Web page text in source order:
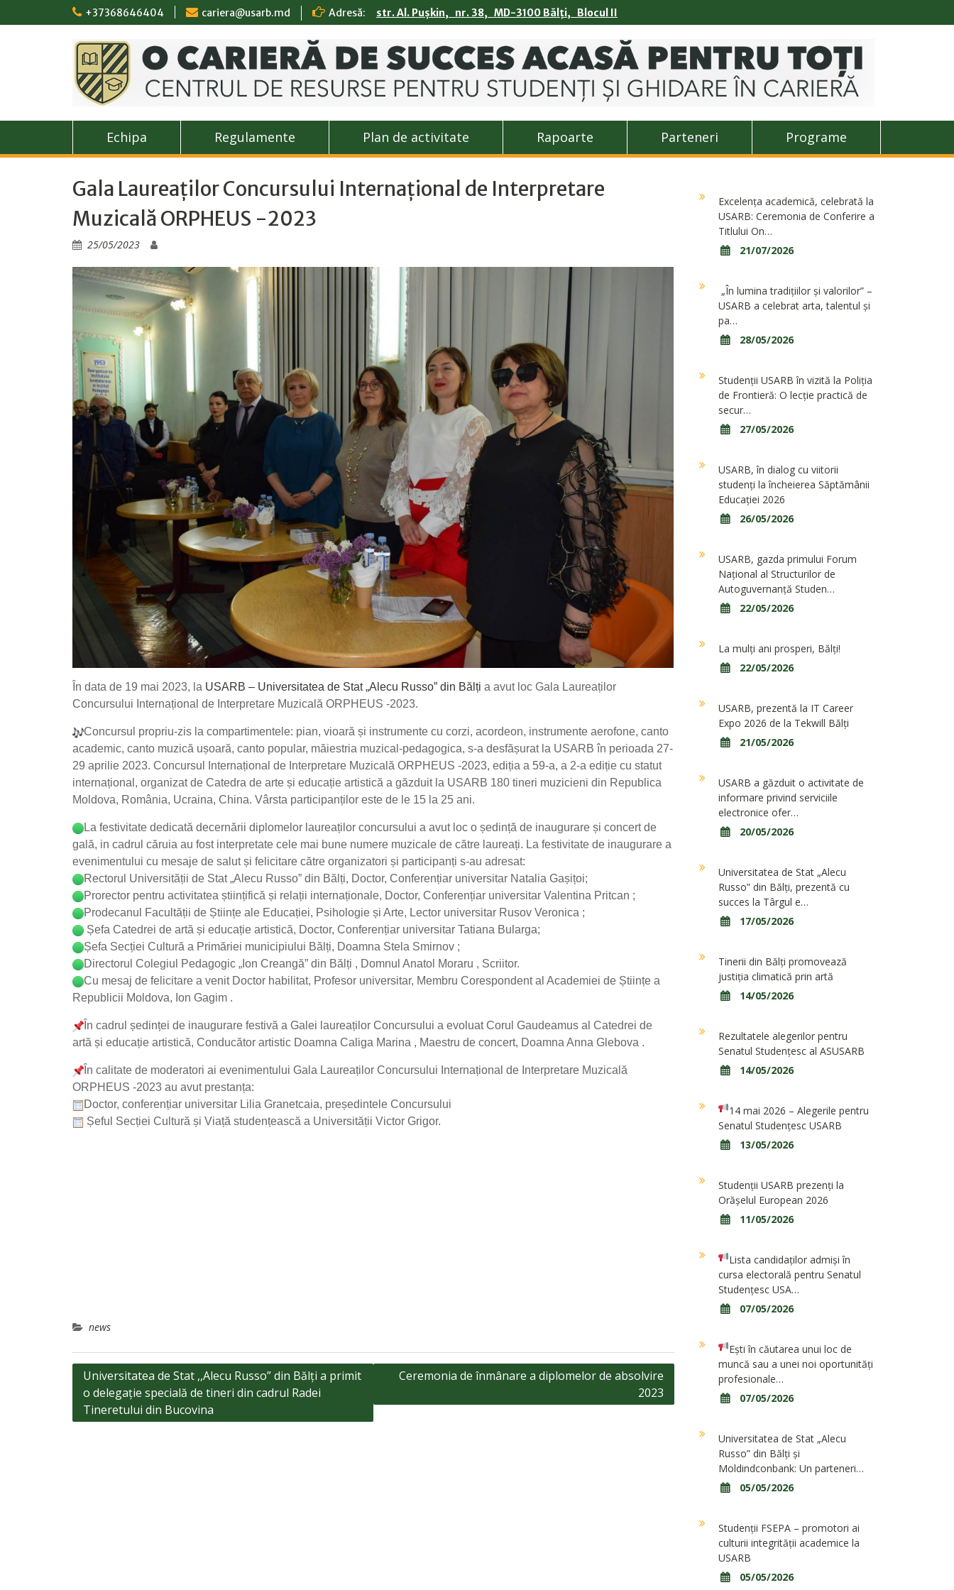
to
+37368646404 cariera@usarb.md Adresă: str. Al. Pușkin, nr. 38, MD-3100 Bălți, Blocul II
Echipa Regulamente Plan de activitate Rapoarte Parteneri Programe
Gala Laureaților Concursului Internațional de Interpretare
Muzicală ORPHEUS -2023
25/05/2023
În data de 19 mai 2023, la USARB – Universitatea de Stat „Alecu Russo” din Bălți a avut loc Gala Laureaților
Concursului Internațional de Interpretare Muzicală ORPHEUS -2023.
Concursul propriu-zis la compartimentele: pian, vioară și instrumente cu corzi, acordeon, instrumente aerofone, canto
academic, canto muzică ușoară, canto popular, măiestria muzical-pedagogica, s-a desfășurat la USARB în perioada 27-
29 aprilie 2023. Concursul Internațional de Interpretare Muzicală ORPHEUS -2023, ediția a 59-a, a 2-a ediție cu statut
internațional, organizat de Catedra de arte și educație artistică a găzduit la USARB 180 tineri muzicieni din Republica
Moldova, România, Ucraina, China. Vârsta participanților este de le 15 la 25 ani.
La festivitate dedicată decernării diplomelor laureaților concursului a avut loc o ședință de inaugurare și concert de
gală, in cadrul căruia au fost interpretate cele mai bune numere muzicale de către laureați. La festivitate de inaugurare a
evenimentului cu mesaje de salut și felicitare către organizatori și participanți s-au adresat:
Rectorul Universității de Stat „Alecu Russo” din Bălți, Doctor, Conferențiar universitar Natalia Gașițoi;
Prorector pentru activitatea științifică și relații internaționale, Doctor, Conferențiar universitar Valentina Pritcan ;
Prodecanul Facultății de Științe ale Educației, Psihologie și Arte, Lector universitar Rusov Veronica ;
Șefa Catedrei de artă și educație artistică, Doctor, Conferențiar universitar Tatiana Bularga;
Șefa Secției Cultură a Primăriei municipiului Bălți, Doamna Stela Smirnov ;
Directorul Colegiul Pedagogic „Ion Creangă” din Bălți , Domnul Anatol Moraru , Scriitor.
Cu mesaj de felicitare a venit Doctor habilitat, Profesor universitar, Membru Corespondent al Academiei de Științe a
Republicii Moldova, Ion Gagim .
În cadrul ședinței de inaugurare festivă a Galei laureaților Concursului a evoluat Corul Gaudeamus al Catedrei de
artă și educație artistică, Conducător artistic Doamna Caliga Marina , Maestru de concert, Doamna Anna Glebova .
În calitate de moderatori ai evenimentului Gala Laureaților Concursului Internațional de Interpretare Muzicală
ORPHEUS -2023 au avut prestanța:
Doctor, conferențiar universitar Lilia Granetcaia, președintele Concursului
Șeful Secției Cultură și Viață studențească a Universității Victor Grigor.
news
Navigare
în
articole
Universitatea de Stat ,,Alecu Russo” din Bălți a primit
o delegație specială de tineri din cadrul Radei
Tineretului din Bucovina
Ceremonia de înmânare a diplomelor de absolvire
2023
Excelența academică, celebrată la
USARB: Ceremonia de Conferire a
Titlului On…
21/07/2026
„În lumina tradițiilor și valorilor” –
USARB a celebrat arta, talentul și
pa…
28/05/2026
Studenții USARB în vizită la Poliția
de Frontieră: O lecție practică de
secur…
27/05/2026
USARB, în dialog cu viitorii
studenți la încheierea Săptămânii
Educației 2026
26/05/2026
USARB, gazda primului Forum
Național al Structurilor de
Autoguvernanță Studen…
22/05/2026
La mulți ani prosperi, Bălți!
22/05/2026
USARB, prezentă la IT Career
Expo 2026 de la Tekwill Bălți
21/05/2026
USARB a găzduit o activitate de
informare privind serviciile
electronice ofer…
20/05/2026
Universitatea de Stat „Alecu
Russo” din Bălți, prezentă cu
succes la Târgul e…
17/05/2026
Tinerii din Bălți promovează
justiția climatică prin artă
14/05/2026
Rezultatele alegerilor pentru
Senatul Studențesc al ASUSARB
14/05/2026
14 mai 2026 – Alegerile pentru
Senatul Studențesc USARB
13/05/2026
Studenții USARB prezenți la
Orășelul European 2026
11/05/2026
Lista candidaților admiși în
cursa electorală pentru Senatul
Studențesc USA…
07/05/2026
Ești în căutarea unui loc de
muncă sau a unei noi oportunități
profesionale…
07/05/2026
Universitatea de Stat „Alecu
Russo” din Bălți și
Moldindconbank: Un parteneri…
05/05/2026
Studenții FSEPA – promotori ai
culturii integrității academice la
USARB
05/05/2026